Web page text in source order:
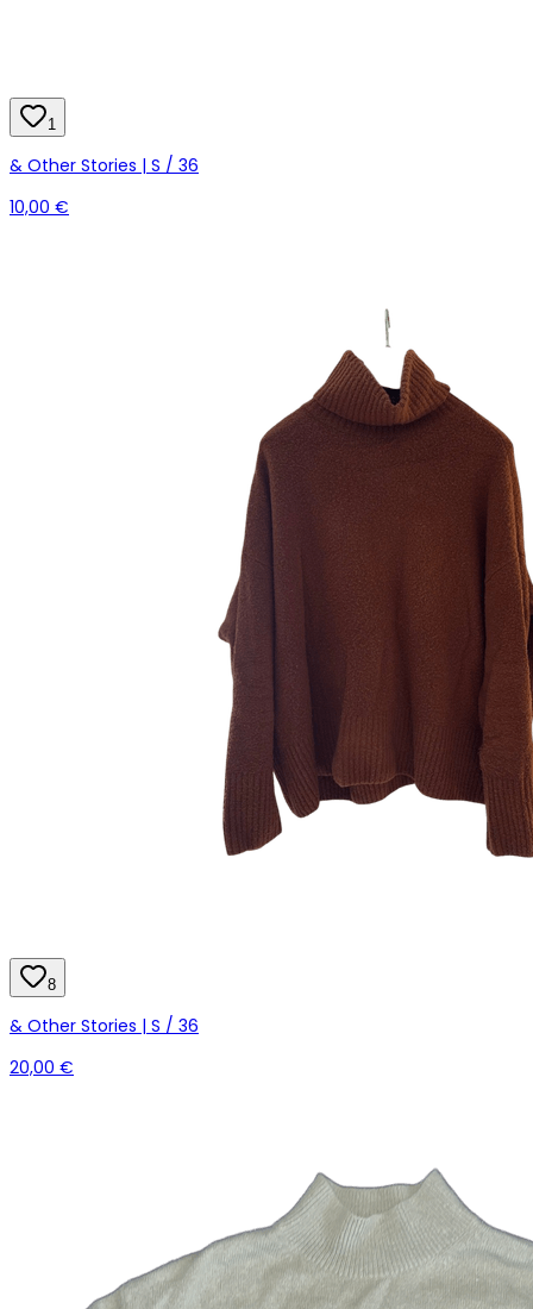
1
& Other Stories | S / 36
10,00 €
8
& Other Stories | S / 36
20,00 €